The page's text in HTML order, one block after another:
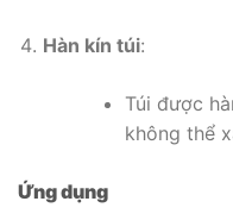
Hàn kín túi:
Túi được
không thể
Ứng dụng